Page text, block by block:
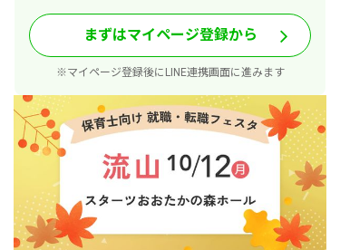
まずはマイページ登録から
※マイページ登録後にLINE連携画面に進みます